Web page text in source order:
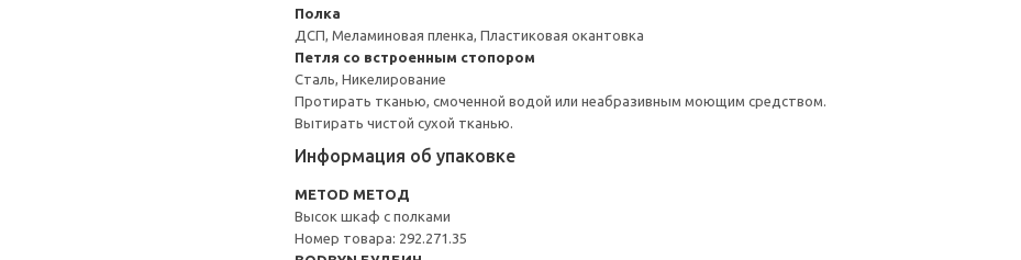
Полка
ДСП, Меламиновая пленка, Пластиковая окантовка
Петля со встроенным стопором
Сталь, Никелирование
Протирать тканью, смоченной водой или неабразивным моющим средством.
Вытирать чистой сухой тканью.
Информация об упаковке
METOD МЕТОД
Высок шкаф с полками
Номер товара: 292.271.35